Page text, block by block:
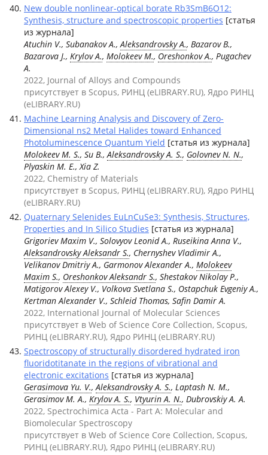
New double nonlinear-optical borate Rb3SmB6O12:
Synthesis, structure and spectroscopic properties [статья
из журнала]
Atuchin V., Subanakov A.,Aleksandrovsky A., Bazarov B.,
Bazarova J., Krylov A., Molokeev M., Oreshonkov A., Pugachev
A.
2022, Journal of Alloys and Compounds
присутствует в Scopus, РИНЦ (eLIBRARY.RU), Ядро РИНЦ
(eLIBRARY.RU)
Machine Learning Analysis and Discovery of Zero-
Dimensional ns2 Metal Halides toward Enhanced
Photoluminescence Quantum Yield [статья из журнала]
Molokeev M. S., Su B.,Aleksandrovsky A. S., Golovnev N. N.,
Plyaskin M. E., Xia Z.
2022, Chemistry of Materials
присутствует в Scopus, РИНЦ (eLIBRARY.RU), Ядро РИНЦ
(eLIBRARY.RU)
Quaternary Selenides EuLnCuSe3: Synthesis, Structures,
Properties and In Silico Studies [статья из журнала]
Grigoriev Maxim V., Solovyov Leonid A., Ruseikina Anna V.,
Aleksandrovsky Aleksandr S., Chernyshev Vladimir A.,
Velikanov Dmitriy A., Garmonov Alexander A., Molokeev
Maxim S., Oreshonkov Aleksandr S., Shestakov Nikolay P.,
Matigorov Alexey V., Volkova Svetlana S., Ostapchuk Evgeniy A.,
Kertman Alexander V., Schleid Thomas, Safin Damir A.
2022, International Journal of Molecular Sciences
присутствует в Web of Science Core Collection, Scopus,
РИНЦ (eLIBRARY.RU), Ядро РИНЦ (eLIBRARY.RU)
Spectroscopy of structurally disordered hydrated iron
fluoridotitanate in the regions of vibrational and
electronic excitations [статья из журнала]
Gerasimova Yu. V.,Aleksandrovsky A. S., Laptash N. M.,
Gerasimov M. A., Krylov A. S., Vtyurin A. N., Dubrovskiy A. A.
2022, Spectrochimica Acta - Part A: Molecular and
Biomolecular Spectroscopy
присутствует в Web of Science Core Collection, Scopus,
РИНЦ (eLIBRARY.RU), Ядро РИНЦ (eLIBRARY.RU)